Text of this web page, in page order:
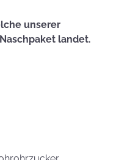
unserer
landet.